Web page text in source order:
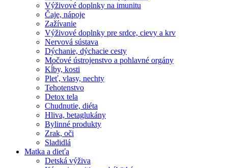
Výživové doplnky na imunitu
Čaje, nápoje
Zažívanie
Výživové doplnky pre srdce, cievy a krv
Nervová sústava
Dýchanie, dýchacie cesty
Močové ústrojenstvo a pohlavné orgány
Kĺby, kosti
Pleť, vlasy, nechty
Tehotenstvo
Detox tela
Chudnutie, diéta
Hliva, betaglukány
Bylinné produkty
Zrak, oči
Sladidlá
Matka a dieťa
Detská výživa